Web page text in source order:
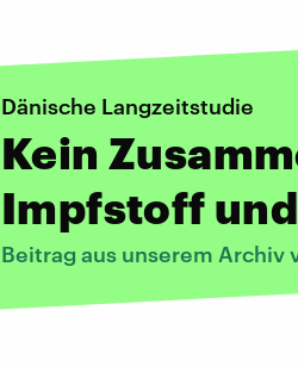
Dänische Langzeitstudie
Kein
Impfstoff
Beitrag aus unserem Archiv